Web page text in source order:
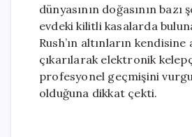
dünyasının doğasının
evdeki kilitli kasalarda
Rush’ın altınların
çıkarılarak elektronik
profesyonel geçmişini
olduğuna dikkat çekti.